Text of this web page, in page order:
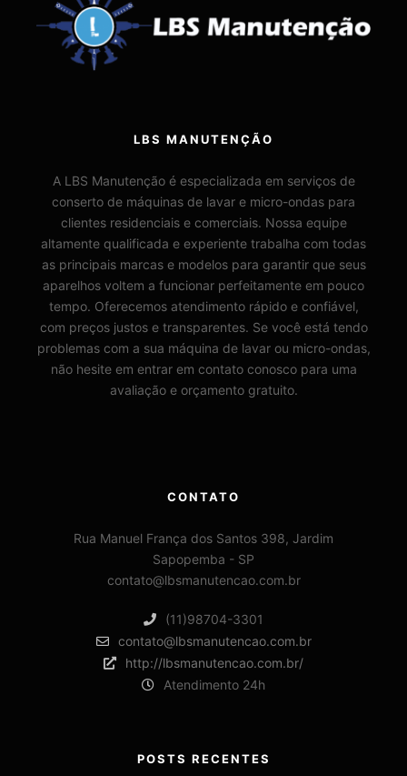
LBS MANUTENÇÃO
A LBS Manutenção é especializada em serviços de
conserto de máquinas de lavar e micro-ondas para
clientes residenciais e comerciais. Nossa equipe
altamente qualificada e experiente trabalha com todas
as principais marcas e modelos para garantir que seus
aparelhos voltem a funcionar perfeitamente em pouco
tempo. Oferecemos atendimento rápido e confiável,
com preços justos e transparentes. Se você está tendo
problemas com a sua máquina de lavar ou micro-ondas,
não hesite em entrar em contato conosco para uma
avaliação e orçamento gratuito.
CONTATO
Rua Manuel França dos Santos 398, Jardim
Sapopemba - SP
contato@lbsmanutencao.com.br
(11)98704-3301
contato@lbsmanutencao.com.br
http://lbsmanutencao.com.br/
Atendimento 24h
POSTS RECENTES